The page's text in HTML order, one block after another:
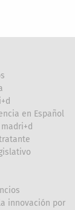
en Español
innovación por